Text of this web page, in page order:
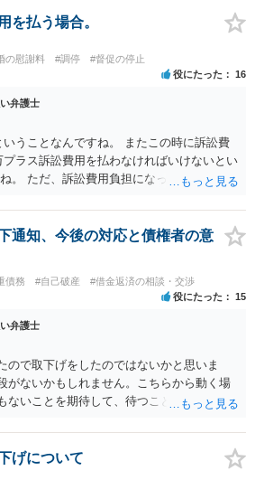
を払う場合。
の慰謝料 #調停 #督促の停止
役にたった 16
弁護士
うことなんですね。 またこの時に訴訟費
ラス訴訟費用を払わなければいけないとい
。 ただ、訴訟費用負担になっても、実際に
通知、今後の対応と債権者の意
債務 #自己破産 #借金返済の相談・交渉
役にたった 15
弁護士
ので取下げをしたのではないかと思いま
がないかもしれません。こちらから動く場
ないことを期待して、待つことになるでし
げについて